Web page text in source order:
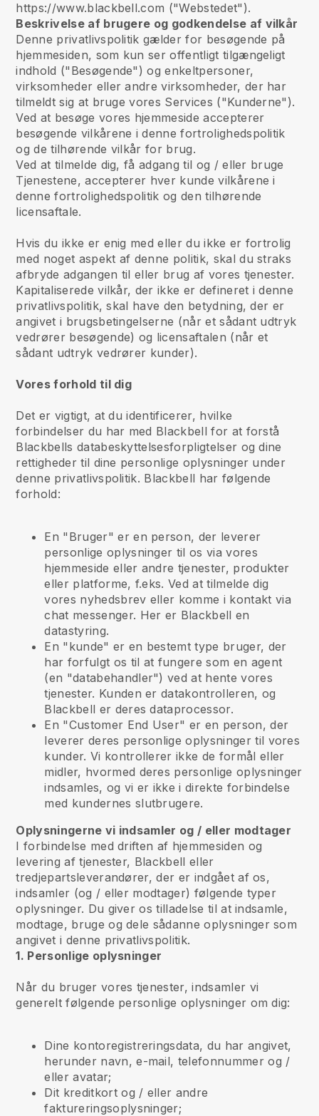
https://www.blackbell.com ("Webstedet").
Beskrivelse af brugere og godkendelse af vilkår
Denne privatlivspolitik gælder for besøgende på
hjemmesiden, som kun ser offentligt tilgængeligt
indhold ("Besøgende") og enkeltpersoner,
virksomheder eller andre virksomheder, der har
tilmeldt sig at bruge vores Services ("Kunderne").
Ved at besøge vores hjemmeside accepterer
besøgende vilkårene i denne fortrolighedspolitik
og de tilhørende vilkår for brug.
Ved at tilmelde dig, få adgang til og / eller bruge
Tjenestene, accepterer hver kunde vilkårene i
denne fortrolighedspolitik og den tilhørende
licensaftale.
Hvis du ikke er enig med eller du ikke er fortrolig
med noget aspekt af denne politik, skal du straks
afbryde adgangen til eller brug af vores tjenester.
Kapitaliserede vilkår, der ikke er defineret i denne
privatlivspolitik, skal have den betydning, der er
angivet i brugsbetingelserne (når et sådant udtryk
vedrører besøgende) og licensaftalen (når et
sådant udtryk vedrører kunder).
Vores forhold til dig
Det er vigtigt, at du identificerer, hvilke
forbindelser du har med Blackbell for at forstå
Blackbells databeskyttelsesforpligtelser og dine
rettigheder til dine personlige oplysninger under
denne privatlivspolitik. Blackbell har følgende
forhold:
En "Bruger" er en person, der leverer
personlige oplysninger til os via vores
hjemmeside eller andre tjenester, produkter
eller platforme, f.eks. Ved at tilmelde dig
vores nyhedsbrev eller komme i kontakt via
chat messenger. Her er Blackbell en
datastyring.
En "kunde" er en bestemt type bruger, der
har forfulgt os til at fungere som en agent
(en "databehandler") ved at hente vores
tjenester. Kunden er datakontrolleren, og
Blackbell er deres dataprocessor.
En "Customer End User" er en person, der
leverer deres personlige oplysninger til vores
kunder. Vi kontrollerer ikke de formål eller
midler, hvormed deres personlige oplysninger
indsamles, og vi er ikke i direkte forbindelse
med kundernes slutbrugere.
Oplysningerne vi indsamler og / eller modtager
I forbindelse med driften af hjemmesiden og
levering af tjenester, Blackbell eller
tredjepartsleverandører, der er indgået af os,
indsamler (og / eller modtager) følgende typer
oplysninger. Du giver os tilladelse til at indsamle,
modtage, bruge og dele sådanne oplysninger som
angivet i denne privatlivspolitik.
1. Personlige oplysninger
Når du bruger vores tjenester, indsamler vi
generelt følgende personlige oplysninger om dig:
Dine kontoregistreringsdata, du har angivet,
herunder navn, e-mail, telefonnummer og /
eller avatar;
Dit kreditkort og / eller andre
faktureringsoplysninger;